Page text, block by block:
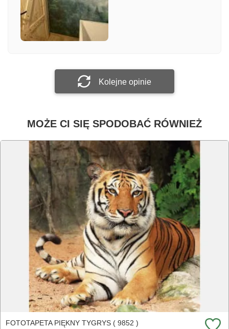
Załącz zdjęcie
Kolejne opinie
MOŻE CI SIĘ SPODOBAĆ RÓWNIEŻ
FOTOTAPETA PIĘKNY TYGRYS ( 9852 )